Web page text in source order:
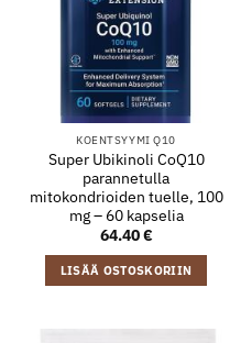
KOENTSYYMI Q10
Super Ubikinoli CoQ10
parannetulla
mitokondrioiden tuelle, 100
mg – 60 kapselia
64.40€
LISÄÄ OSTOSKORIIN